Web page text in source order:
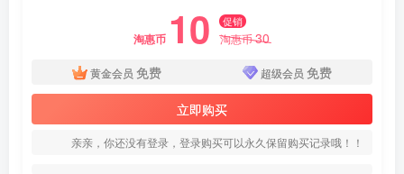
淘惠币 10 促销
淘惠币30
黄金会员 免费 超级会员 免费
立即购买
亲亲，你还没有登录，登录购买可以永久保留购买记录哦！！